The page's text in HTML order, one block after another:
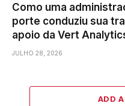
Como uma
porte conduziu sua
apoio da Vert
JULHO 28, 2026
ADD